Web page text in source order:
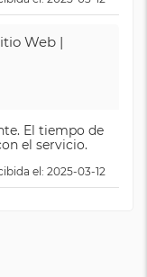
Web |
El tiempo de
el servicio.
el: 2025-03-12